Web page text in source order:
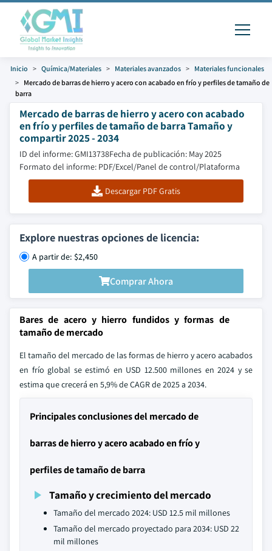
Inicio Química/Materiales Materiales avanzados
Materiales funcionales
Mercado de barras de hierro y acero con acabado en frío y perfiles de tamaño de
barra
Mercado de barras de hierro y acero con acabado
en frío y perfiles de tamaño de barra Tamaño y
compartir 2025 - 2034
ID del informe: GMI13738Fecha de publicación: May 2025
Formato del informe: PDF/Excel/Panel de control/Plataforma
Descargar PDF Gratis
Explore nuestras opciones de licencia:
A partir de: $2,450
Comprar Ahora
Bares de acero y hierro fundidos y formas de
tamaño de mercado
El tamaño del mercado de las formas de hierro y acero acabados
en frío global se estimó en USD 12.500 millones en 2024 y se
estima que crecerá en 5,9% de CAGR de 2025 a 2034.
Principales conclusiones del mercado de
barras de hierro y acero acabado en frío y
perfiles de tamaño de barra
Tamaño y crecimiento del mercado
Tamaño del mercado 2024: USD 12.5 mil millones
Tamaño del mercado proyectado para 2034: USD 22
mil millones